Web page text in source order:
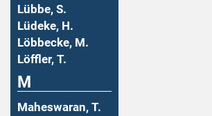
Lübbe, S.
Lüdeke, H.
Löbbecke, M.
Löffler, T.
M
Maheswaran, T.